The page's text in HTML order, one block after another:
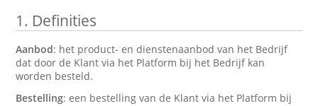
1. Definities
Aanbod: het product- en dienstenaanbod van het Bedrijf
dat door de Klant via het Platform bij het Bedrijf kan
worden besteld.
Bestelling: een bestelling van de Klant via het Platform bij